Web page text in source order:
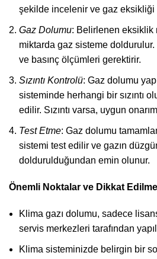
şekilde incelenir ve gaz eksikliği
Gaz Dolumu: Belirlenen eksiklik
miktarda gaz sisteme
ve basınç ölçümleri gerektirir.
Sızıntı Kontrolü: Gaz dolumu
sisteminde herhangi bir sızıntı
edilir. Sızıntı varsa, uygun
Test Etme: Gaz dolumu
sistemi test edilir ve gazın
doldurulduğundan emin olunur.
Önemli Noktalar ve Dikkat
Klima gazı dolumu, sadece
servis merkezleri tarafından
Klima sisteminizde belirgin bir